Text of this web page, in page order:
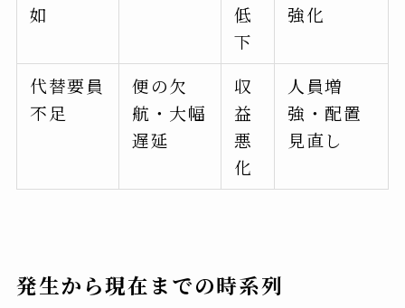
如
低
下
強化
代替要員
不足
便の欠
航・大幅
遅延
収
益
悪
化
人員増
強・配置
見直し
発生から現在までの時系列